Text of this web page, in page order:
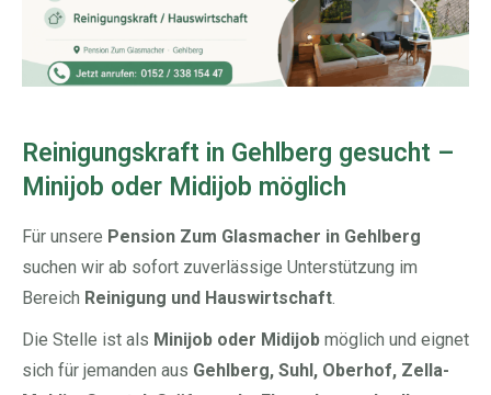
Reinigungskraft in Gehlberg gesucht –
Minijob oder Midijob möglich
Für unsere Pension Zum Glasmacher in Gehlberg
suchen wir ab sofort zuverlässige Unterstützung im
Bereich Reinigung und Hauswirtschaft.
Die Stelle ist als Minijob oder Midijob möglich und eignet
sich für jemanden aus Gehlberg, Suhl, Oberhof, Zella-